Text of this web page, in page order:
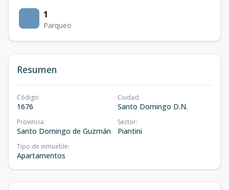
1
Parqueo
Resumen
Código:
1676
Ciudad:
Santo Domingo D.N.
Provincia:
Santo Domingo de Guzmán
Sector:
Piantini
Tipo de inmueble:
Apartamentos